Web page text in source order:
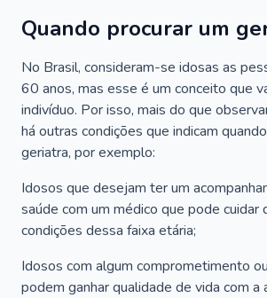
Quando procurar um
No Brasil, consideram-se idosas as
60 anos, mas esse é um conceito que
indivíduo. Por isso, mais do que
há outras condições que indicam
geriatra, por exemplo:
Idosos que desejam ter um
saúde com um médico que pode cuidar
condições dessa faixa etária;
Idosos com algum comprometimento
podem ganhar qualidade de vida com a